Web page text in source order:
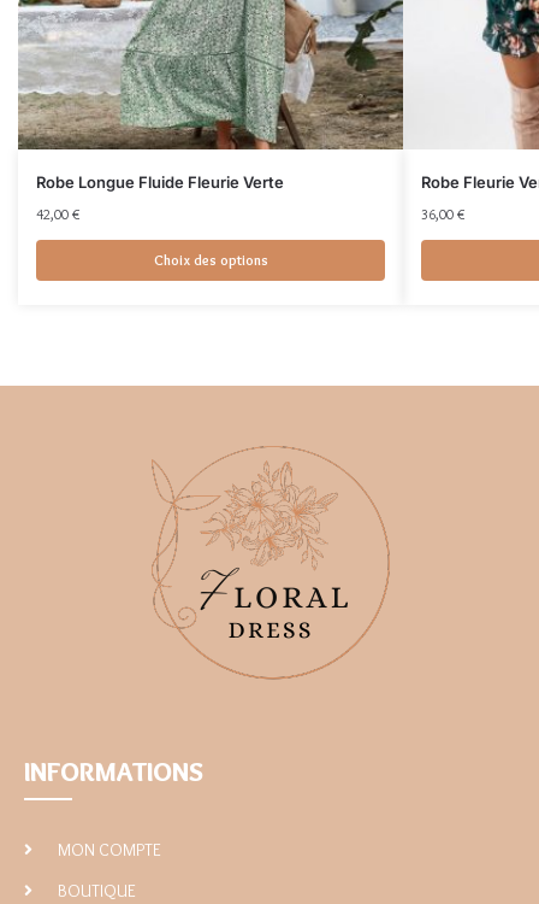
Robe Longue Fluide Fleurie Verte
42,00 €
Choix des options
Robe Fleurie
36,00 €
INFORMATIONS
MON COMPTE
BOUTIQUE